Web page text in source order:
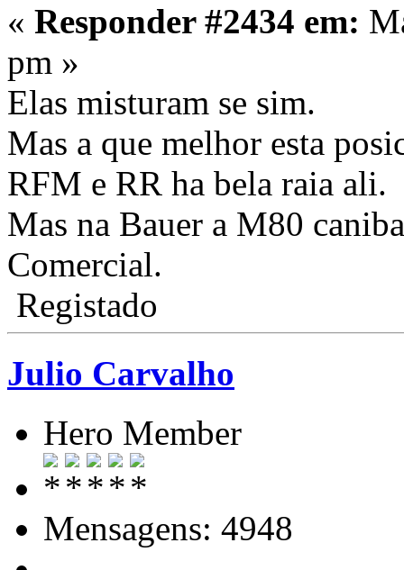
« Responder #2434 em:
pm »
Elas misturam se sim.
Mas a que melhor esta
RFM e RR ha bela raia ali.
Mas na Bauer a M80
Comercial.
Registado
Julio Carvalho
Hero Member
Mensagens: 4948